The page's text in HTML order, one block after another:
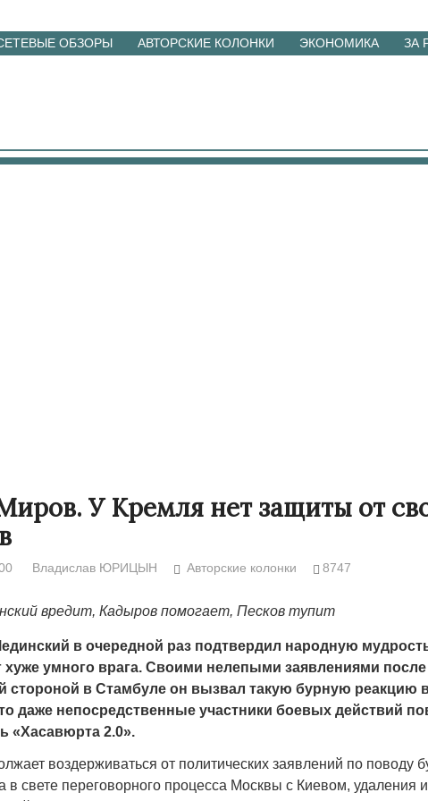
ОБЗОРЫ АВТОРСКИЕ КОЛОНКИ ЭКОНОМИКА ЗА
У Кремля нет защиты от
Владислав ЮРИЦЫН Авторские колонки 8747
вредит, Кадыров помогает, Песков тупит
в очередной раз подтвердил народную
хуже умного врага. Своими нелепыми заявлениями
стороной в Стамбуле он вызвал такую бурную реакцию
даже непосредственные участники боевых действий
«Хасавюрта 2.0».
воздерживаться от политических заявлений по поводу
в свете переговорного процесса Москвы с Киевом, удаления
в Жанаозене.
с
28888
«Новый Казахстан не говорит всей
правды»
29.10.2024 09:00
Лондон может
28.10.2024